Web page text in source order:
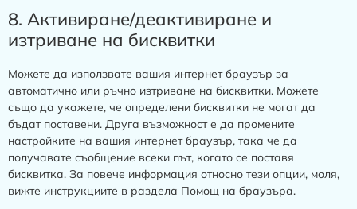
8. Активиране/деактивиране и
изтриване на бисквитки
Можете да използвате вашия интернет браузър за
автоматично или ръчно изтриване на бисквитки. Можете
също да укажете, че определени бисквитки не могат да
бъдат поставени. Друга възможност е да промените
настройките на вашия интернет браузър, така че да
получавате съобщение всеки път, когато се поставя
бисквитка. За повече информация относно тези опции, моля,
вижте инструкциите в раздела Помощ на браузъра.